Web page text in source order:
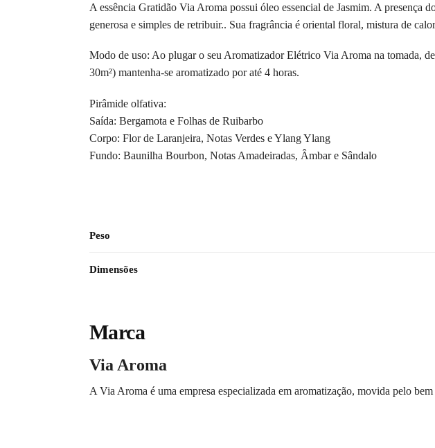
A essência Gratidão Via Aroma possui óleo essencial de Jasmim. A presença
generosa e simples de retribuir.. Sua fragrância é oriental floral, mistura de
Modo de uso: Ao plugar o seu Aromatizador Elétrico Via Aroma na tomada,
30m²) mantenha-se aromatizado por até 4 horas.
Pirâmide olfativa:
Saída: Bergamota e Folhas de Ruibarbo
Corpo: Flor de Laranjeira, Notas Verdes e Ylang Ylang
Fundo: Baunilha Bourbon, Notas Amadeiradas, Âmbar e Sândalo
Peso
Dimensões
Marca
Via Aroma
A Via Aroma é uma empresa especializada em aromatização, movida pelo